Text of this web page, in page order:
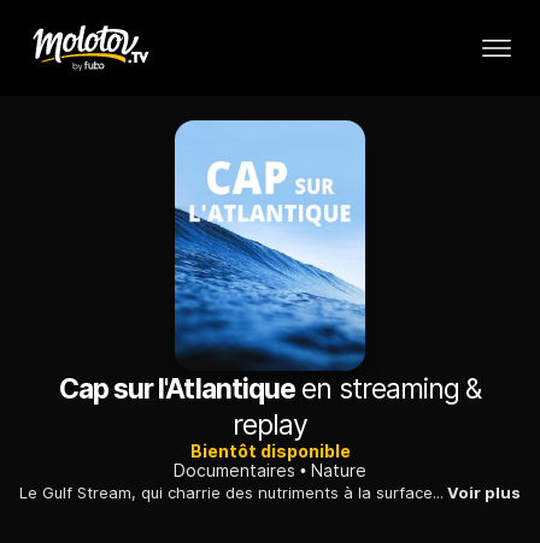
Cap sur l'Atlantique en streaming &
replay
Bientôt disponible
Documentaires
Nature
Le Gulf Stream, qui charrie des nutriments à la surface, est une véritable source de vie pour de nombreuses espèces comme les cétacés ou les tortues luth. Voir plus